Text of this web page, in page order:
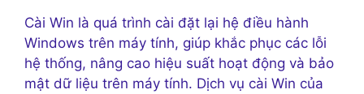
Cài Win là quá trình cài đặt lại hệ điều hành
Windows trên máy tính, giúp khắc phục các lỗi
hệ thống, nâng cao hiệu suất hoạt động và bảo
mật dữ liệu trên máy tính. Dịch vụ cài Win của